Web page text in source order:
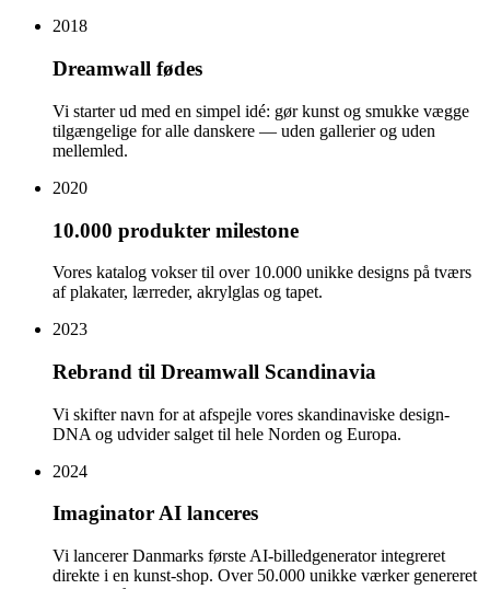
2018
Dreamwall fødes
Vi starter ud med en simpel idé: gør kunst og smukke vægge
tilgængelige for alle danskere — uden gallerier og uden
mellemled.
2020
10.000 produkter milestone
Vores katalog vokser til over 10.000 unikke designs på tværs
af plakater, lærreder, akrylglas og tapet.
2023
Rebrand til Dreamwall Scandinavia
Vi skifter navn for at afspejle vores skandinaviske design-
DNA og udvider salget til hele Norden og Europa.
2024
Imaginator AI lanceres
Vi lancerer Danmarks første AI-billedgenerator integreret
direkte i en kunst-shop. Over 50.000 unikke værker genereret